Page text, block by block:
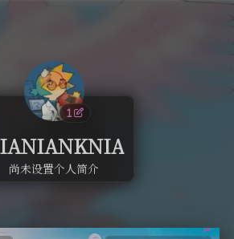
尚未设置个人简介